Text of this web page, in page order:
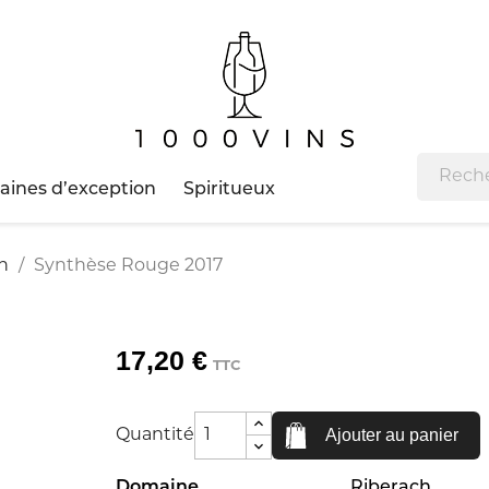
d’exception Spiritueux
Synthèse Rouge 2017
17,20 € TTC
Quantité Ajouter au panier